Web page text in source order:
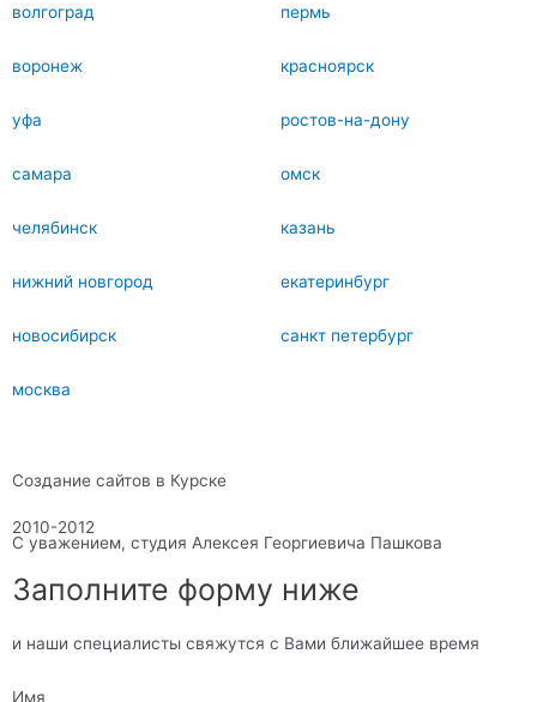
волгоград пермь
воронеж красноярск
уфа ростов-на-дону
самара омск
челябинск казань
нижний новгород екатеринбург
новосибирск санкт петербург
москва
Создание сайтов в Курске
2010-2012
С уважением, студия Алексея Георгиевича Пашкова
Заполните форму ниже
и наши специалисты свяжутся с Вами ближайшее время
Имя